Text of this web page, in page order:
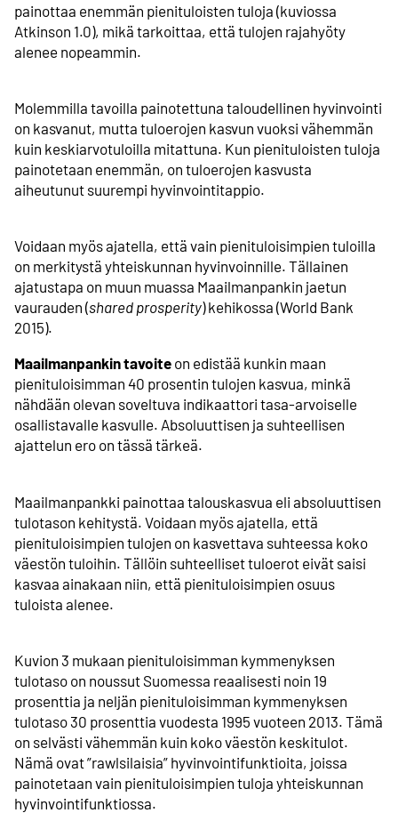
painottaa enemmän pienituloisten tuloja (kuviossa
Atkinson 1.0), mikä tarkoittaa, että tulojen rajahyöty
alenee nopeammin.
Molemmilla tavoilla painotettuna taloudellinen hyvinvointi
on kasvanut, mutta tuloerojen kasvun vuoksi vähemmän
kuin keskiarvo­tuloilla mitattuna. Kun pienituloisten tuloja
painotetaan enemmän, on tuloerojen kasvusta
aiheutunut suurempi hyvinvointi­tappio.
Voidaan myös ajatella, että vain pienituloisimpien tuloilla
on merkitystä yhteiskunnan hyvinvoinnille. Tällainen
ajatustapa on muun muassa Maailmanpankin jaetun
vaurauden (shared prosperity) kehikossa (World Bank
2015).
Maailmanpankin tavoite on edistää kunkin maan
pienituloisimman 40 prosentin tulojen kasvua, minkä
nähdään olevan soveltuva indikaattori tasa-arvoiselle
osallistavalle kasvulle. Absoluuttisen ja suhteellisen
ajattelun ero on tässä tärkeä.
Maailman­pankki painottaa talouskasvua eli absoluuttisen
tulotason kehitystä. Voidaan myös ajatella, että
pienituloisimpien tulojen on kasvettava suhteessa koko
väestön tuloihin. Tällöin suhteelliset tuloerot eivät saisi
kasvaa ainakaan niin, että pienituloisimpien osuus
tuloista alenee.
Kuvion 3 mukaan pienituloisimman kymmenyksen
tulotaso on noussut Suomessa reaalisesti noin 19
prosenttia ja neljän pienituloisimman kymmenyksen
tulotaso 30 prosenttia vuodesta 1995 vuoteen 2013. Tämä
on selvästi vähemmän kuin koko väestön keskitulot.
Nämä ovat ”rawlsilaisia” hyvinvointi­funktioita, joissa
painotetaan vain pienituloisimpien tuloja yhteiskunnan
hyvinvointi­funktiossa.